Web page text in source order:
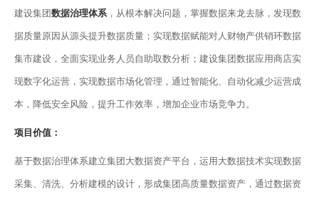
建设集团数据治理体系，从根本解决问题，掌握数据来龙去脉，发现数
据质量原因从源头提升数据质量；实现数据赋能对人财物产供销环数据
集市建设，全面实现业务人员自助取数分析；建设集团数据应用商店实
现数字化运营，实现数据市场化管理，通过智能化、自动化减少运营成
本，降低安全风险，提升工作效率，增加企业市场竞争力。
项目价值：
基于数据治理体系建立集团大数据资产平台，运用大数据技术实现数据
采集、清洗、分析建模的设计，形成集团高质量数据资产，通过数据资